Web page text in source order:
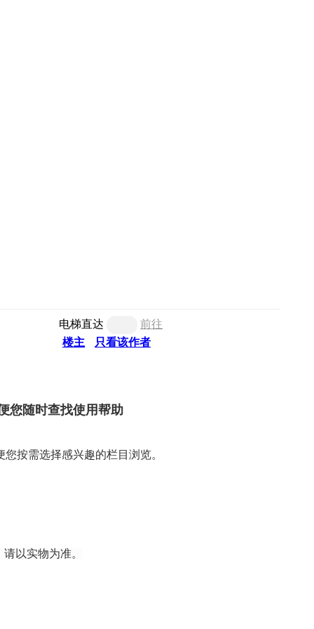
电梯直达
前往
楼主
只看该作者
您随时查找使用帮助
按需选择感兴趣的栏目浏览。
以实物为准。